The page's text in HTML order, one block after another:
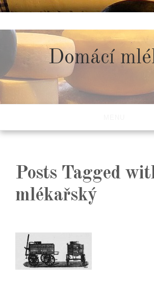
to
content
Domácí
Posts Tagged
mlékařský